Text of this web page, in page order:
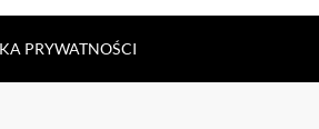
PRYWATNOŚCI